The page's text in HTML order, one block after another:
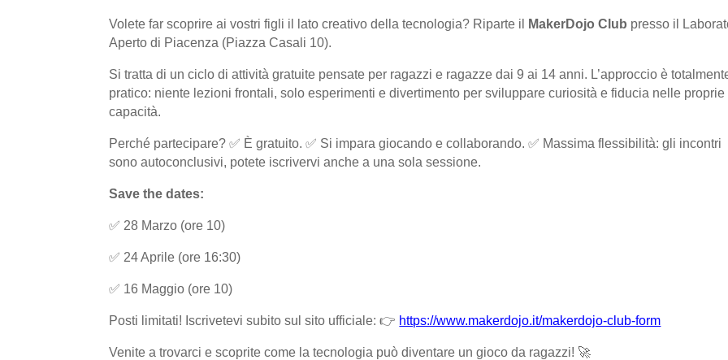
Volete far scoprire ai vostri figli il lato creativo della tecnologia? Riparte il MakerDojo Club presso il
Aperto di Piacenza (Piazza Casali 10).
Si tratta di un ciclo di attività gratuite pensate per ragazzi e ragazze dai 9 ai 14 anni. L’approccio è
pratico: niente lezioni frontali, solo esperimenti e divertimento per sviluppare curiosità e fiducia nelle proprie
capacità.
Perché partecipare?✅ È gratuito.✅ Si impara giocando e collaborando.✅ Massima flessibilità: gli incontri
sono autoconclusivi, potete iscrivervi anche a una sola sessione.
Save the dates:
✅28 Marzo (ore 10)
✅24 Aprile (ore 16:30)
✅ 16 Maggio (ore 10)
Posti limitati! Iscrivetevi subito sul sito ufficiale:👉 https://www.makerdojo.it/makerdojo-club-form
Venite a trovarci e scoprite come la tecnologia può diventare un gioco da ragazzi! 🚀